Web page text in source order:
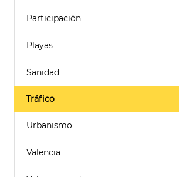
Participación
Playas
Sanidad
Tráfico
Urbanismo
Valencia